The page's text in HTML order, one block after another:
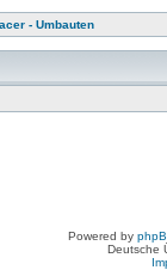
- Umbauten
Powered by
Deutsche